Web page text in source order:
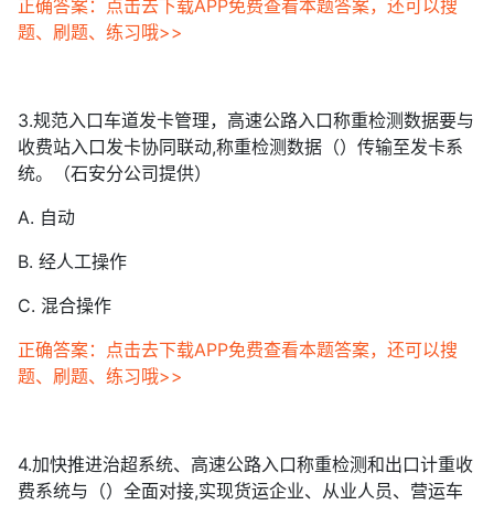
正确答案：点击去下载APP免费查看本题答案，还可以搜
题、刷题、练习哦>>
3.规范入口车道发卡管理，高速公路入口称重检测数据要与
收费站入口发卡协同联动,称重检测数据（）传输至发卡系
统。（石安分公司提供）
A. 自动
B. 经人工操作
C. 混合操作
正确答案：点击去下载APP免费查看本题答案，还可以搜
题、刷题、练习哦>>
4.加快推进治超系统、高速公路入口称重检测和出口计重收
费系统与（）全面对接,实现货运企业、从业人员、营运车